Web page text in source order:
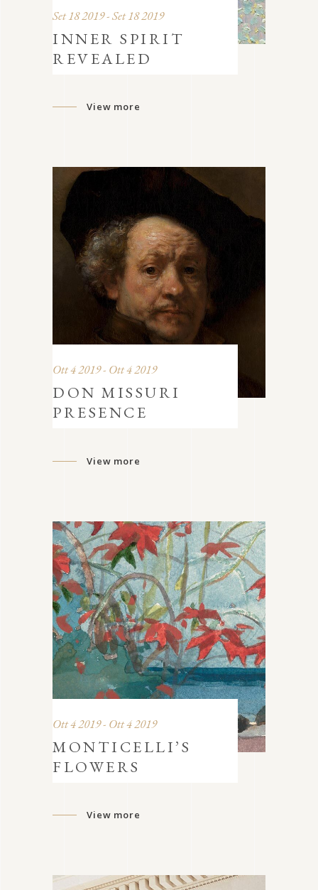
Set 18 2019 - Set 18 2019
INNER SPIRIT
REVEALED
View more
Ott 4 2019 - Ott 4 2019
DON MISSURI
PRESENCE
View more
Ott 4 2019 - Ott 4 2019
MONTICELLI’S
FLOWERS
View more